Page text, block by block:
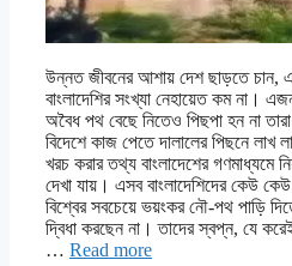
উন্নত জীবনের আশায় দেশ ছাড়তে চান,
বাংলাদেশির সংখ্যা নেহায়েত কম না।
অবৈধ পথ বেছে নিতেও পিছপা হন না
বিদেশে কাজ পেতে দালালের পিছনে লাখ
খরচ করার তথ্য বাংলাদেশের গণমাধ্যমে
দেখা যায়। এসব বাংলাদেশিদের কেউ কেউ
বিশ্বের সবচেয়ে ভয়ংকর নৌ-পথ পাড়ি
দ্বিধা করছেন না। তাদের স্বপ্ন, যে
… Read more